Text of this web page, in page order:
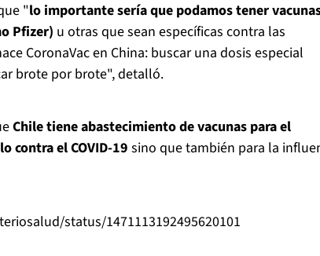
"lo importante sería que podamos tener
Pfizer) u otras que sean específicas contra las
CoronaVac en China: buscar una dosis especial
brote por brote", detalló.
Chile tiene abastecimiento de vacunas para el
contra el COVID-19 sino que también para la
status/1471113192495620101